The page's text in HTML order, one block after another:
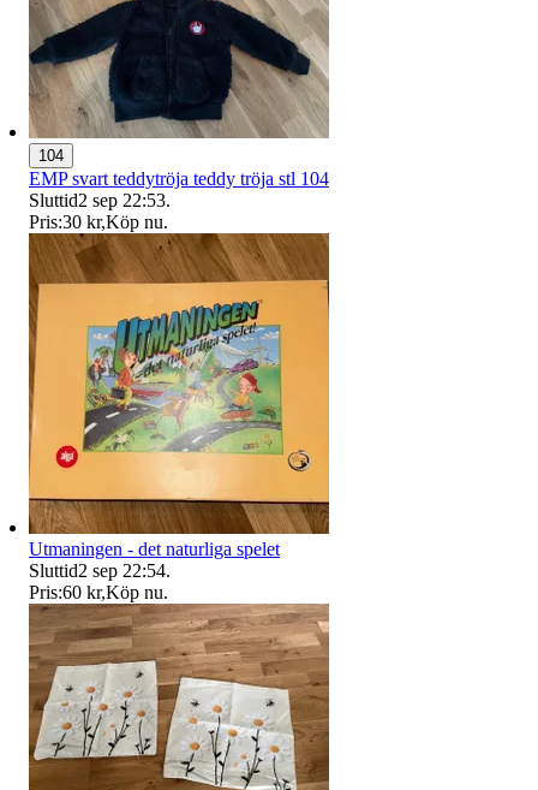
104
EMP svart teddytröja teddy tröja stl 104
Sluttid2 sep 22:53.
Pris:30 kr,Köp nu.
Utmaningen - det naturliga spelet
Sluttid2 sep 22:54.
Pris:60 kr,Köp nu.